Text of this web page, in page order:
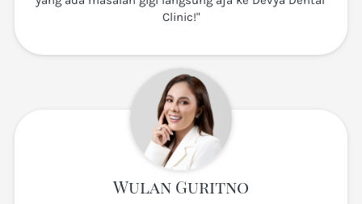
Clinic!"
Wulan Guritno